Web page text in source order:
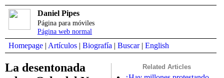
Daniel Pipes
Página para móviles
Página web normal
Homepage | Artículos | Biografía | Buscar| English
Related Articles
La desentonada